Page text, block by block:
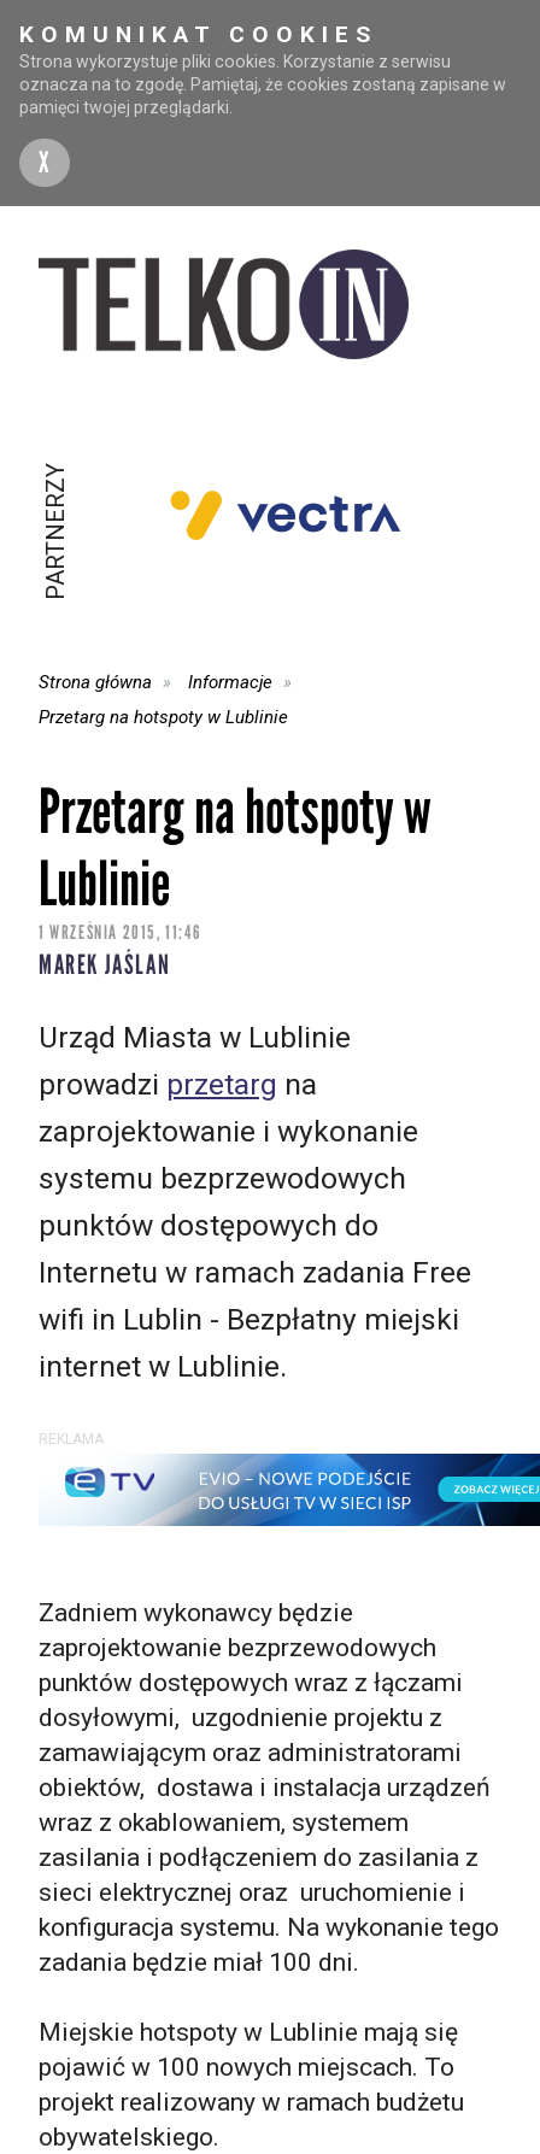
KOMUNIKAT COOKIES
Strona wykorzystuje pliki cookies. Korzystanie z serwisu
oznacza na to zgodę. Pamiętaj, że cookies zostaną zapisane w
pamięci twojej przeglądarki.
X
PARTNERZY
Strona główna
Informacje
Przetarg na hotspoty w Lublinie
Przetarg na hotspoty w
Lublinie
1 WRZEŚNIA 2015, 11:46
MAREK JAŚLAN
Urząd Miasta w Lublinie
prowadzi przetarg na
zaprojektowanie i wykonanie
systemu bezprzewodowych
punktów dostępowych do
Internetu w ramach zadania Free
wifi in Lublin - Bezpłatny miejski
internet w Lublinie.
REKLAMA
Zadniem wykonawcy będzie
zaprojektowanie bezprzewodowych
punktów dostępowych wraz z łączami
dosyłowymi, uzgodnienie projektu z
zamawiającym oraz administratorami
obiektów, dostawa i instalacja urządzeń
wraz z okablowaniem, systemem
zasilania i podłączeniem do zasilania z
sieci elektrycznej oraz uruchomienie i
konfiguracja systemu. Na wykonanie tego
zadania będzie miał 100 dni.
Miejskie hotspoty w Lublinie mają się
pojawić w 100 nowych miejscach. To
projekt realizowany w ramach budżetu
obywatelskiego.